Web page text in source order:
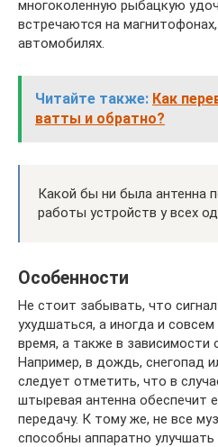
многоколенную рыбацкую
встречаются на
автомобилях.
Читайте также: Как
ватты и обратно?
Какой бы ни была антенна
работы устройств у всех
Особенности
Не стоит забывать, что
ухудшаться, а иногда и
время, а также в зависимости
Например, в дождь, снегопад
следует отметить, что в
штыревая антенна обеспечит
передачу. К тому же, не все
способны аппаратно улучшать